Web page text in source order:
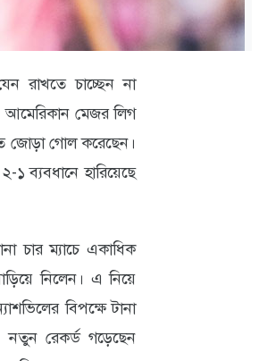
রাখতে চাচ্ছেন না
আমেরিকান মেজর লিগ
জোড়া গোল করেছেন।
ব্যবধানে হারিয়েছে
চার ম্যাচে একাধিক
নিলেন। এ নিয়ে
বিপক্ষে টানা
রেকর্ড গড়েছেন